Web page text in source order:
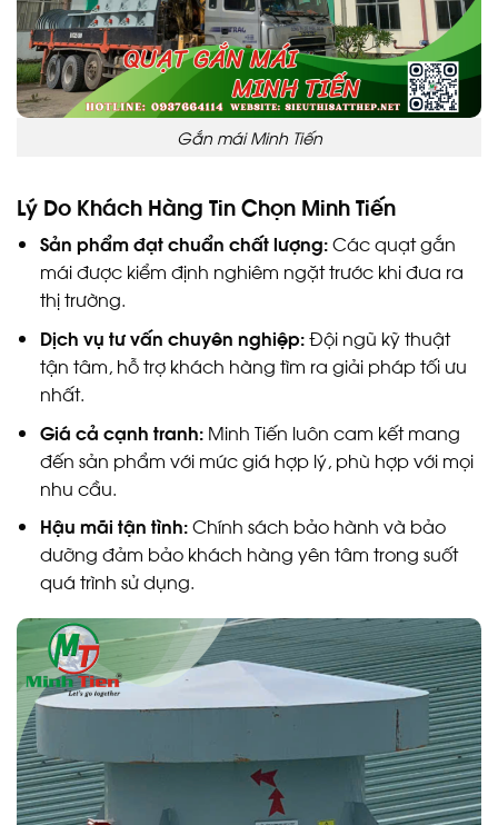
Gắn mái Minh Tiến
Lý Do Khách Hàng Tin Chọn Minh Tiến
Sản phẩm đạt chuẩn chất lượng:Các quạt gắn
mái được kiểm định nghiêm ngặt trước khi đưa ra
thị trường.
Dịch vụ tư vấn chuyên nghiệp:Đội ngũ kỹ thuật
tận tâm, hỗ trợ khách hàng tìm ra giải pháp tối ưu
nhất.
Giá cả cạnh tranh:Minh Tiến luôn cam kết mang
đến sản phẩm với mức giá hợp lý, phù hợp với mọi
nhu cầu.
Hậu mãi tận tình:Chính sách bảo hành và bảo
dưỡng đảm bảo khách hàng yên tâm trong suốt
quá trình sử dụng.